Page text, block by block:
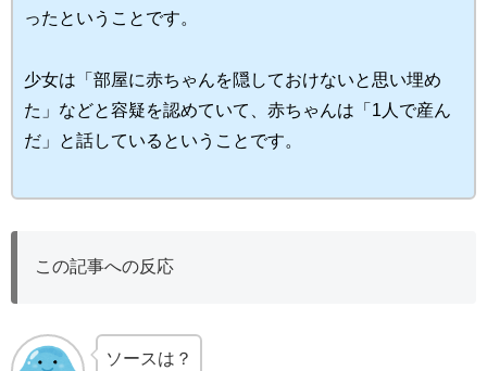
ったということです。
少女は「部屋に赤ちゃんを隠しておけないと思い埋め
た」などと容疑を認めていて、赤ちゃんは「1人で産ん
だ」と話しているということです。
この記事への反応
ソースは？